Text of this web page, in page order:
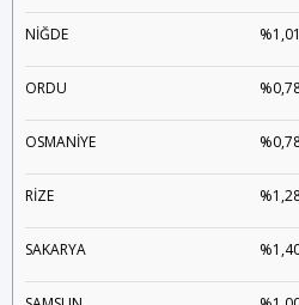
NİĞDE %1,01
ORDU
OSMANİYE
RİZE
SAKARYA